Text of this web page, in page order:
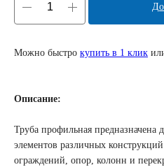
Можно быстро купить в 1 клик
Описание:
Труба профильная предназначена
элементов различных
ограждений, опор, колонн и